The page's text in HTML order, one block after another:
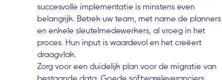
succesvolle implementatie is minstens even
belangrijk. Betrek uw team, met name de planners
en enkele sleutelmedewerkers, al vroeg in het
proces. Hun input is waardevol en het creëert
draagvlak.
Zorg voor een duidelijk plan voor de migratie van
bestaande data. Goede softwareleveranciers